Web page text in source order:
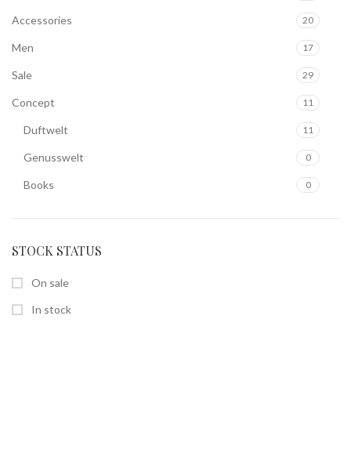
Accessories 20
Concept 11
Books 0
Duftwelt 11
Genusswelt 0
Men 17
Sale 29
STOCK STATUS
On sale
In stock